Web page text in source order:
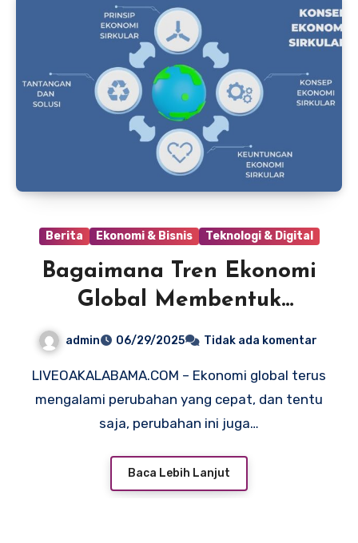
Berita Ekonomi & Bisnis Teknologi & Digital
Bagaimana Tren Ekonomi
Global Membentuk
admin 06/29/2025 Tidak ada komentar
LIVEOAKALABAMA.COM – Ekonomi global terus
mengalami perubahan yang cepat, dan tentu
saja, perubahan ini juga…
Baca Lebih Lanjut